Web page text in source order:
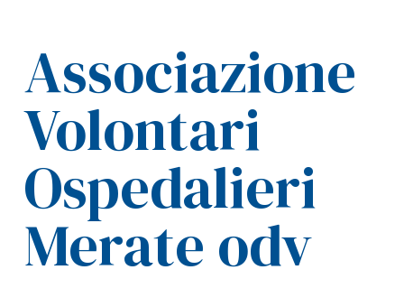
Associazione
Volontari
Ospedalieri
Merate odv